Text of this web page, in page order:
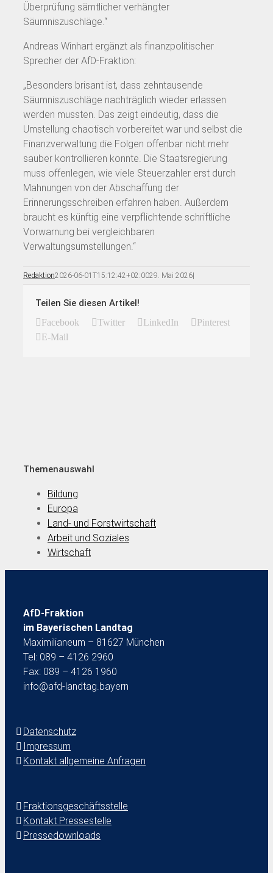
Überprüfung sämtlicher verhängter
Säumniszuschläge.“
Andreas Winhart ergänzt als finanzpolitischer
Sprecher der AfD-Fraktion:
„Besonders brisant ist, dass zehntausende
Säumniszuschläge nachträglich wieder erlassen
werden mussten. Das zeigt eindeutig, dass die
Umstellung chaotisch vorbereitet war und selbst die
Finanzverwaltung die Folgen offenbar nicht mehr
sauber kontrollieren konnte. Die Staatsregierung
muss offenlegen, wie viele Steuerzahler erst durch
Mahnungen von der Abschaffung der
Erinnerungsschreiben erfahren haben. Außerdem
braucht es künftig eine verpflichtende schriftliche
Vorwarnung bei vergleichbaren
Verwaltungsumstellungen.“
Redaktion2026-06-01T15:12:42+02:0029. Mai 2026|
Teilen Sie diesen Artikel!
Facebook Twitter LinkedIn
Pinterest
E-Mail
Themenauswahl
Bildung
Europa
Land- und Forstwirtschaft
Arbeit und Soziales
Wirtschaft
AfD-Fraktion
im Bayerischen Landtag
Maximilianeum – 81627 München
Tel: 089 – 4126 2960
Fax: 089 – 4126 1960
info@afd-landtag.bayern
Datenschutz
Impressum
Kontakt allgemeine Anfragen
Fraktionsgeschäftsstelle
Kontakt Pressestelle
Pressedownloads